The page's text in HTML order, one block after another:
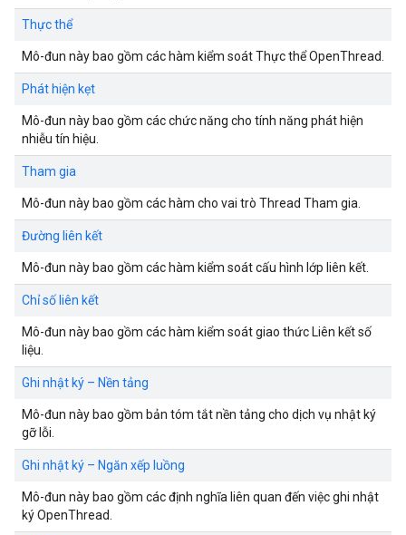
Thực thể
Mô-đun này bao gồm các hàm kiểm soát Thực thể OpenThread.
Phát hiện kẹt
Mô-đun này bao gồm các chức năng cho tính năng phát hiện
nhiễu tín hiệu.
Tham gia
Mô-đun này bao gồm các hàm cho vai trò Thread Tham gia.
Đường liên kết
Mô-đun này bao gồm các hàm kiểm soát cấu hình lớp liên kết.
Chỉ số liên kết
Mô-đun này bao gồm các hàm kiểm soát giao thức Liên kết số
liệu.
Ghi nhật ký – Nền tảng
Mô-đun này bao gồm bản tóm tắt nền tảng cho dịch vụ nhật ký
gỡ lỗi.
Ghi nhật ký – Ngăn xếp luồng
Mô-đun này bao gồm các định nghĩa liên quan đến việc ghi nhật
ký OpenThread.